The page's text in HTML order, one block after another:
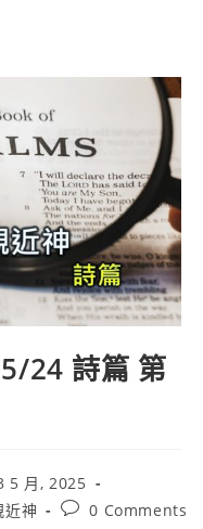
24 詩篇 第
5 月, 2025
近神 0 Comments